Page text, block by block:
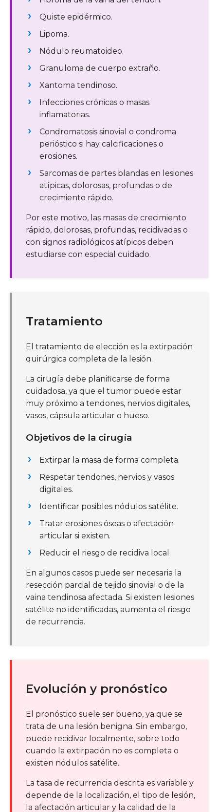
Quiste epidérmico.
Lipoma.
Nódulo reumatoideo.
Granuloma de cuerpo extraño.
Xantoma tendinoso.
Infecciones crónicas o masas
inflamatorias.
Condromatosis sinovial o condroma
perióstico si hay calcificaciones o
erosiones.
Sarcomas de partes blandas en lesiones
atípicas, dolorosas, profundas o de
crecimiento rápido.
Por este motivo, las masas de crecimiento
rápido, dolorosas, profundas, recidivadas o
con signos radiológicos atípicos deben
estudiarse con especial cuidado.
Tratamiento
El tratamiento de elección es la extirpación
quirúrgica completa de la lesión.
La cirugía debe planificarse de forma
cuidadosa, ya que el tumor puede estar
muy próximo a tendones, nervios digitales,
vasos, cápsula articular o hueso.
Objetivos de la cirugía
Extirpar la masa de forma completa.
Respetar tendones, nervios y vasos
digitales.
Identificar posibles nódulos satélite.
Tratar erosiones óseas o afectación
articular si existen.
Reducir el riesgo de recidiva local.
En algunos casos puede ser necesaria la
resección parcial de tejido sinovial o de la
vaina tendinosa afectada. Si existen lesiones
satélite no identificadas, aumenta el riesgo
de recurrencia.
Evolución y pronóstico
El pronóstico suele ser bueno, ya que se
trata de una lesión benigna. Sin embargo,
puede recidivar localmente, sobre todo
cuando la extirpación no es completa o
existen nódulos satélite.
La tasa de recurrencia descrita es variable y
depende de la localización, el tipo de lesión,
la afectación articular y la calidad de la